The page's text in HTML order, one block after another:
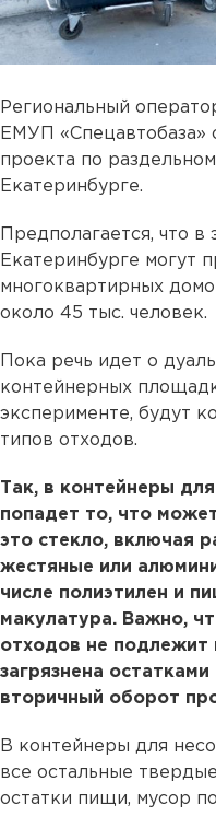
Региональный
ЕМУП «Спецавтобаза»
проекта по
Екатеринбурге.
Предполагается, что
Екатеринбурге могут
многоквартирных
около 45 тыс. человек.
Пока речь идет о
контейнерных
эксперименте, будут
типов отходов.
Так, в контейнеры
попадет то, что
это стекло, включая
жестяные или
числе полиэтилен и
макулатура. Важно,
отходов не подлежит
загрязнена
вторичный оборот
В контейнеры для
все остальные
остатки пищи, мусор